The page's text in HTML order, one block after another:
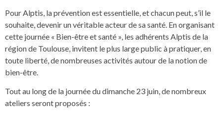
Pour Alptis, la prévention est essentielle, et chacun peut, s’il le
souhaite, devenir un véritable acteur de sa santé. En organisant
cette journée « Bien-être et santé », les adhérents Alptis de la
région de Toulouse, invitent le plus large public à pratiquer, en
toute liberté, de nombreuses activités autour de la notion de
bien-être.
Tout au long de la journée du dimanche 23 juin, de nombreux
ateliers seront proposés :